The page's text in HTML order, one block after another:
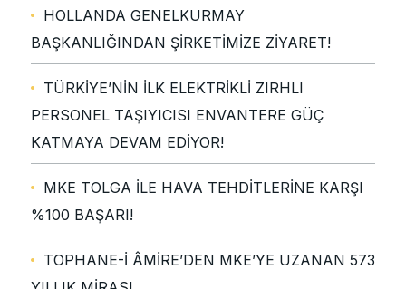
HOLLANDA GENELKURMAY
BAŞKANLIĞINDAN ŞİRKETİMİZE ZİYARET!
TÜRKİYE’NİN İLK ELEKTRİKLİ ZIRHLI
PERSONEL TAŞIYICISI ENVANTERE GÜÇ
KATMAYA DEVAM EDİYOR!
MKE TOLGA İLE HAVA TEHDİTLERİNE KARŞI
%100 BAŞARI!
TOPHANE-İ ÂMİRE’DEN MKE’YE UZANAN 573